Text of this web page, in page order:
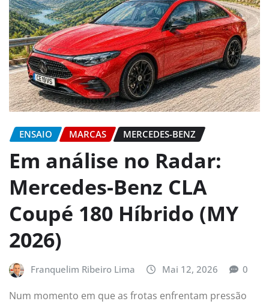
ENSAIO MARCAS MERCEDES-BENZ
Em análise no Radar:
Mercedes-Benz CLA
Coupé 180 Híbrido (MY
2026)
Franquelim Ribeiro Lima Mai 12, 2026 0
Num momento em que as frotas enfrentam pressão